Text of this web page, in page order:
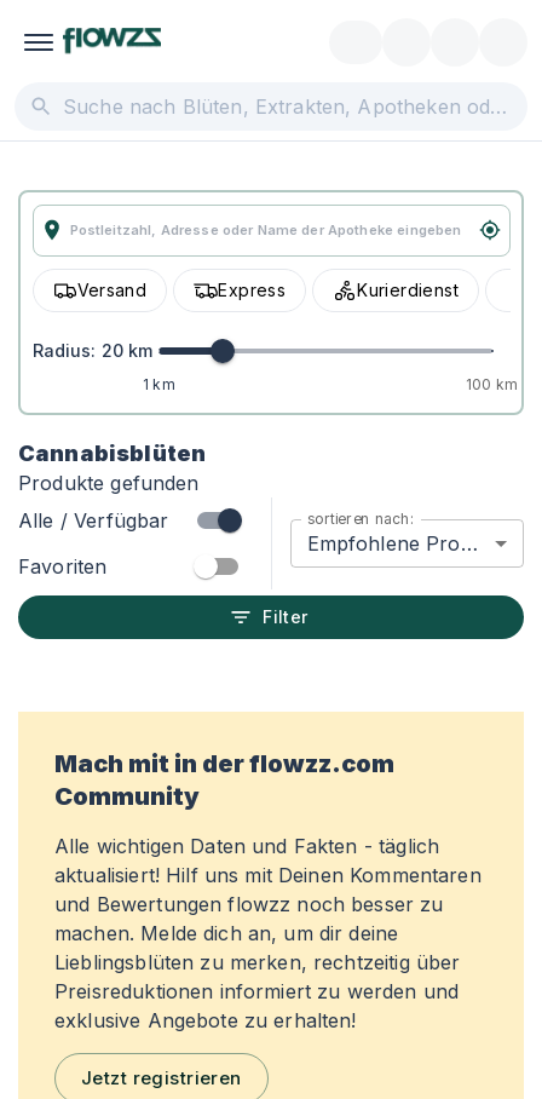
Versand Express Kurierdienst
Radius: 20 km
1 km 100 km
Cannabisblüten
Produkte gefunden
Alle / Verfügbar
Favoriten
sortieren nach:
Empfohlene Produkte
Filter
Mach mit in der flowzz.com
Community
Alle wichtigen Daten und Fakten - täglich
aktualisiert! Hilf uns mit Deinen Kommentaren
und Bewertungen flowzz noch besser zu
machen. Melde dich an, um dir deine
Lieblingsblüten zu merken, rechtzeitig über
Preisreduktionen informiert zu werden und
exklusive Angebote zu erhalten!
Jetzt registrieren